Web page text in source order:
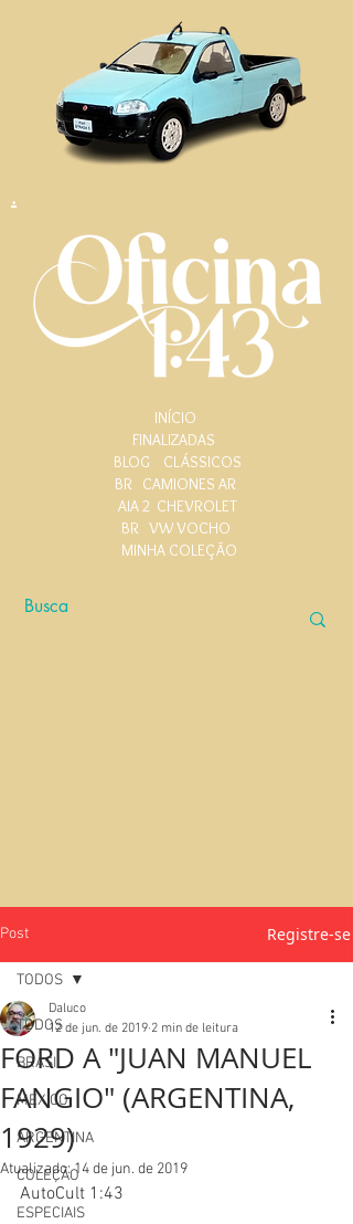
.
INÍCIO
FINALIZADAS
BLOG
CLÁSSICOS
BR CAMIONES AR
AIA 2 CHEVROLET
BR VW VOCHO
MINHA COLEÇÃO
Post Registre-se
TODOS
BRASIL
MEXICO
ARGENTINA
COLEÇÃO
ESPECIAIS
TODOS
FORD A "JUAN MANUEL
FANGIO" (ARGENTINA,
1929)
Daluco
12 de jun. de 2019 2 min de leitura
Atualizado:14 de jun. de 2019
AutoCult 1:43